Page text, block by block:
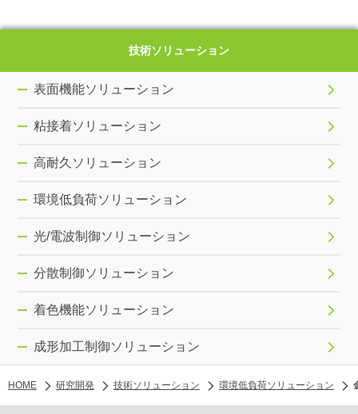
技術ソリューション
表面機能ソリューション
粘接着ソリューション
高耐久ソリューション
環境低負荷ソリューション
光/電波制御ソリューション
分散制御ソリューション
着色機能ソリューション
成形加工制御ソリューション
HOME 研究開発 技術ソリューション 環境低負荷ソリューション